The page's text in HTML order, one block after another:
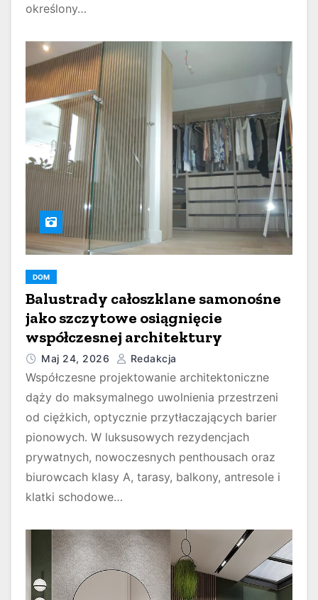
określony…
DOM
Balustrady całoszklane samonośne
jako szczytowe osiągnięcie
współczesnej architektury
Maj 24, 2026 Redakcja
Współczesne projektowanie architektoniczne
dąży do maksymalnego uwolnienia przestrzeni
od ciężkich, optycznie przytłaczających barier
pionowych. W luksusowych rezydencjach
prywatnych, nowoczesnych penthousach oraz
biurowcach klasy A, tarasy, balkony, antresole i
klatki schodowe…